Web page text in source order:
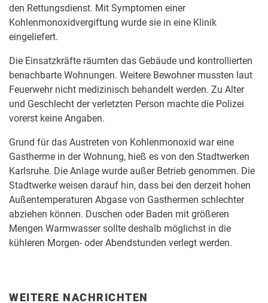
den Rettungsdienst. Mit Symptomen einer
Kohlenmonoxidvergiftung wurde sie in eine Klinik
eingeliefert.
Die Einsatzkräfte räumten das Gebäude und kontrollierten
benachbarte Wohnungen. Weitere Bewohner mussten laut
Feuerwehr nicht medizinisch behandelt werden. Zu Alter
und Geschlecht der verletzten Person machte die Polizei
vorerst keine Angaben.
Grund für das Austreten von Kohlenmonoxid war eine
Gastherme in der Wohnung, hieß es von den Stadtwerken
Karlsruhe. Die Anlage wurde außer Betrieb genommen. Die
Stadtwerke weisen darauf hin, dass bei den derzeit hohen
Außentemperaturen Abgase von Gasthermen schlechter
abziehen können. Duschen oder Baden mit größeren
Mengen Warmwasser sollte deshalb möglichst in die
kühleren Morgen- oder Abendstunden verlegt werden.
WEITERE NACHRICHTEN